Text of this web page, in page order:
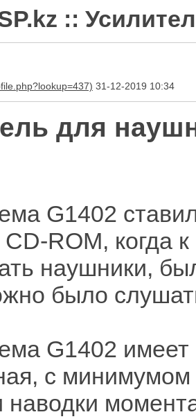
::
31-12-2019 10:34
для
G1402
ROM, когда
наушники,
было
G1402 имеет
с
наводки